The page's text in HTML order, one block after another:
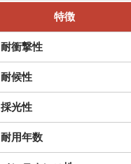
特徴
耐衝撃性
耐候性
採光性
耐用年数